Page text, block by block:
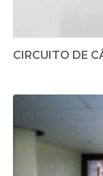
CIRCUITO DE